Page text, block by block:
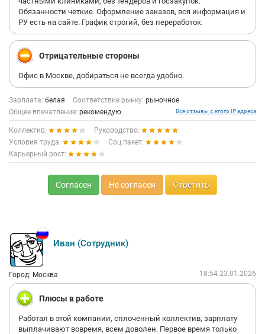
Обязанности четкие. Оформление заказов, вся информация и
РУ есть на сайте. График строгий, без переработок.
Отрицательные стороны
Офис в Москве, добираться не всегда удобно.
Зарплата: белая Соответствие рынку: рыночное
Общее впечатление: рекомендую Все отзывы с этого IP адреса
Коллектив:
Руководство:
Условия труда:
Соц.пакет:
Карьерный рост:
Согласен Не согласен Ответить
Иван (Сотрудник)
Город: Москва 18:54 23.01.2026
Плюсы в работе
Работал в этой компании, сплоченный коллектив, зарплату
выплачивают вовремя, всем доволен. Первое время только